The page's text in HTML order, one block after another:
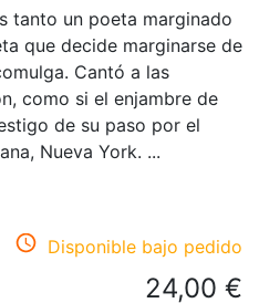
tanto un poeta marginado
que decide marginarse de
Cantó a las
como si el enjambre de
de su paso por el
Nueva York. ...
Disponible bajo pedido
24,00 €